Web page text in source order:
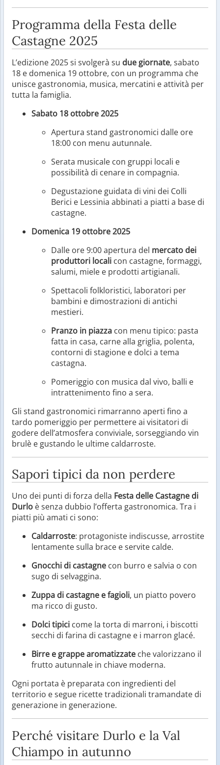
Programma della Festa delle
Castagne 2025
L’edizione 2025 si svolgerà su due giornate, sabato
18 e domenica 19 ottobre, con un programma che
unisce gastronomia, musica, mercatini e attività per
tutta la famiglia.
Sabato 18 ottobre 2025
Apertura stand gastronomici dalle ore
18:00 con menu autunnale.
Serata musicale con gruppi locali e
possibilità di cenare in compagnia.
Degustazione guidata di vini dei Colli
Berici e Lessinia abbinati a piatti a base di
castagne.
Domenica 19 ottobre 2025
Dalle ore 9:00 apertura del mercato dei
produttori locali con castagne, formaggi,
salumi, miele e prodotti artigianali.
Spettacoli folkloristici, laboratori per
bambini e dimostrazioni di antichi
mestieri.
Pranzo in piazza con menu tipico: pasta
fatta in casa, carne alla griglia, polenta,
contorni di stagione e dolci a tema
castagna.
Pomeriggio con musica dal vivo, balli e
intrattenimento fino a sera.
Gli stand gastronomici rimarranno aperti fino a
tardo pomeriggio per permettere ai visitatori di
godere dell’atmosfera conviviale, sorseggiando vin
brulè e gustando le ultime caldarroste.
Sapori tipici da non perdere
Uno dei punti di forza della Festa delle Castagne di
Durlo è senza dubbio l’offerta gastronomica. Tra i
piatti più amati ci sono:
Caldarroste: protagoniste indiscusse, arrostite
lentamente sulla brace e servite calde.
Gnocchi di castagne con burro e salvia o con
sugo di selvaggina.
Zuppa di castagne e fagioli, un piatto povero
ma ricco di gusto.
Dolci tipici come la torta di marroni, i biscotti
secchi di farina di castagne e i marron glacé.
Birre e grappe aromatizzate che valorizzano il
frutto autunnale in chiave moderna.
Ogni portata è preparata con ingredienti del
territorio e segue ricette tradizionali tramandate di
generazione in generazione.
Perché visitare Durlo e la Val
Chiampo in autunno